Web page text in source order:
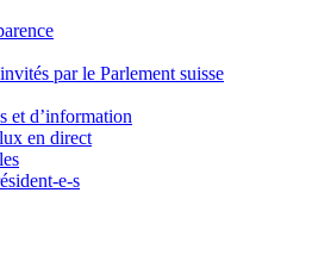
par le Parlement suisse
et d’information
en direct
e-s